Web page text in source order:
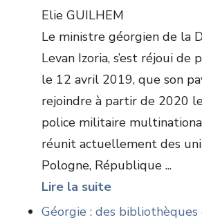
Elie GUILHEM
Le ministre géorgien de la
Levan Izoria, s’est réjoui de
le 12 avril 2019, que son
rejoindre à partir de 2020
police militaire
réunit actuellement des
Pologne, République ...
Lire la suite
Géorgie : des bibliothèques